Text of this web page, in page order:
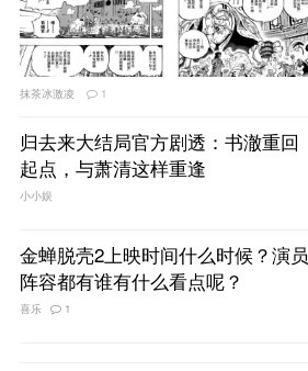
抹茶冰激凌 1
归去来大结局官方剧透：书澈重回
起点，与萧清这样重逢
小小娱
金蝉脱壳2上映时间什么时候？演员
阵容都有谁有什么看点呢？
喜乐 1